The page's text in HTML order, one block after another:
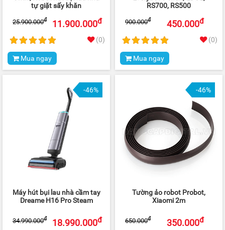
tự giặt sấy khăn
11.900.000đ
25.900.000đ
(0)
Mua ngay
RS700, RS500
450.000đ
900.000đ
(0)
Mua ngay
-46%
Máy hút bụi lau nhà cầm tay
Dreame H16 Pro Steam
18.990.000đ
34.990.000đ
-46%
Tường ảo robot Probot,
Xiaomi 2m
350.000đ
650.000đ